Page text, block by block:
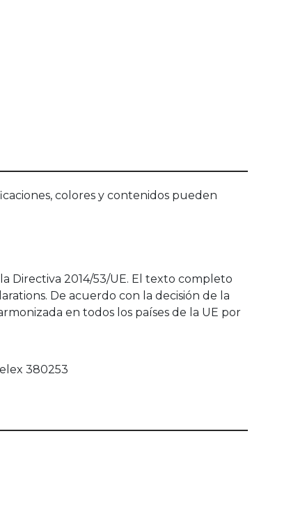
colores y contenidos pueden
Directiva 2014/53/UE. El texto completo
De acuerdo con la decisión de la
en todos los países de la UE por
380253